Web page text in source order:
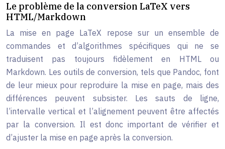
Le problème de la conversion LaTeX vers
HTML/Markdown
La mise en page LaTeX repose sur un ensemble de
commandes et d’algorithmes spécifiques qui ne se
traduisent pas toujours fidèlement en HTML ou
Markdown. Les outils de conversion, tels que Pandoc, font
de leur mieux pour reproduire la mise en page, mais des
différences peuvent subsister. Les sauts de ligne,
l’intervalle vertical et l’alignement peuvent être affectés
par la conversion. Il est donc important de vérifier et
d’ajuster la mise en page après la conversion.